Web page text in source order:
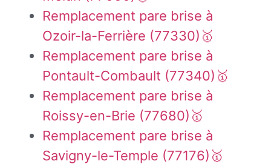
Remplacement pare brise à
Ozoir-la-Ferrière (77330)🥇
Remplacement pare brise à
Pontault-Combault (77340)🥇
Remplacement pare brise à
Roissy-en-Brie (77680)🥇
Remplacement pare brise à
Savigny-le-Temple (77176)🥇